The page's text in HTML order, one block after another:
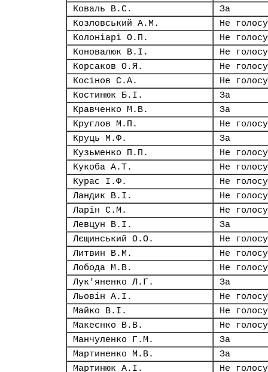
Коваль В.С.
За
Козловський А.М.
Не
Колоніарі О.П.
Не
Коновалюк В.І.
Не
Корсаков О.Я.
Не
Косінов С.А.
Не
Костинюк Б.І.
За
Кравченко М.В.
За
Круглов М.П.
Не
Круць М.Ф.
За
Кузьменко П.П.
Не
Кукоба А.Т.
Не
Курас І.Ф.
Не
Ландик В.І.
Не
Ларін С.М.
Не
Левцун В.І.
За
Лєщинський О.О.
Не
Литвин В.М.
Не
Лобода М.В.
Не
Лук'яненко Л.Г.
За
Льовін А.І.
Не
Майко В.І.
Не
Макеєнко В.В.
Не
Манчуленко Г.М.
За
Мартиненко М.В.
За
Мартинюк А.І.
Не